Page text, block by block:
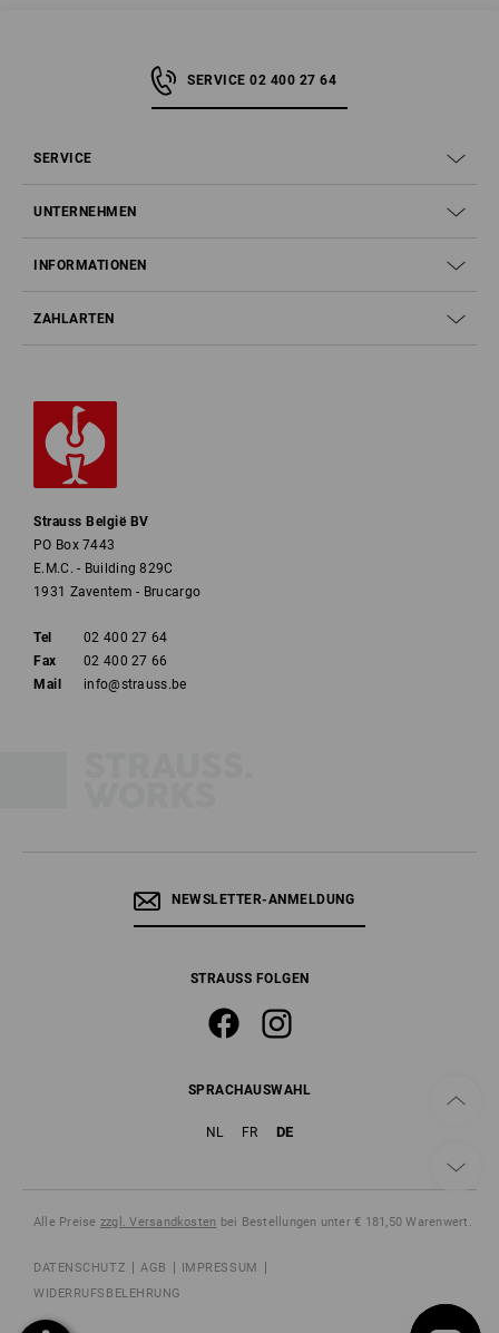
SERVICE 02 400 27 64
SERVICE
UNTERNEHMEN
INFORMATIONEN
ZAHLARTEN
Strauss België BV
PO Box 7443
E.M.C. - Building 829C
1931 Zaventem - Brucargo
Tel
02 400 27 64
Fax
02 400 27 66
Mail
info@strauss.be
NEWSLETTER-ANMELDUNG
STRAUSS FOLGEN
SPRACHAUSWAHL
NL FR DE
Alle Preise zzgl. Versandkosten bei Bestellungen unter € 181,50 Warenwert.
DATENSCHUTZ AGB
IMPRESSUM
WIDERRUFSBELEHRUNG